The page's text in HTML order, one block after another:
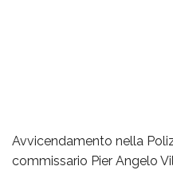
Avvicendamento nella
commissario Pier Angelo